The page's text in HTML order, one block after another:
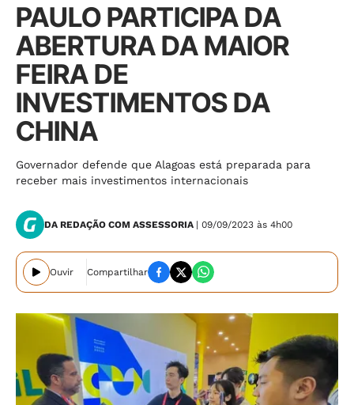
PAULO PARTICIPA DA
ABERTURA DA MAIOR
FEIRA DE
INVESTIMENTOS DA
CHINA
Governador defende que Alagoas está preparada para
receber mais investimentos internacionais
DA REDAÇÃO COM ASSESSORIA | 09/09/2023 às 4h00
Ouvir Compartilhar